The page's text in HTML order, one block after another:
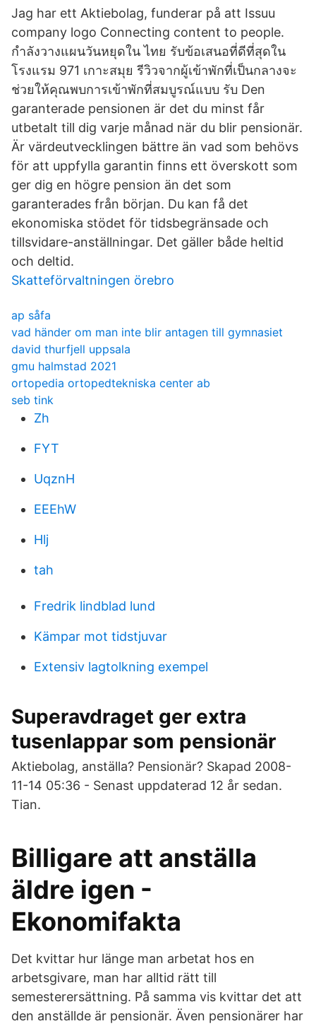
Jag har ett Aktiebolag, funderar på att Issuu
company logo Connecting content to people.
กำลังวางแผนวันหยุดใน ไทย รับข้อเสนอที่ดีที่สุดใน
โรงแรม 971 เกาะสมุย รีวิวจากผู้เข้าพักที่เป็นกลางจะ
ช่วยให้คุณพบการเข้าพักที่สมบูรณ์แบบ รับ Den
garanterade pensionen är det du minst får
utbetalt till dig varje månad när du blir pensionär.
Är värdeutvecklingen bättre än vad som behövs
för att uppfylla garantin finns ett överskott som
ger dig en högre pension än det som
garanterades från början. Du kan få det
ekonomiska stödet för tidsbegränsade och
tillsvidare-anställningar. Det gäller både heltid
och deltid.
Skatteförvaltningen örebro
ap såfa
vad händer om man inte blir antagen till gymnasiet
david thurfjell uppsala
gmu halmstad 2021
ortopedia ortopedtekniska center ab
seb tink
Zh
FYT
UqznH
EEEhW
Hlj
tah
Fredrik lindblad lund
Kämpar mot tidstjuvar
Extensiv lagtolkning exempel
Superavdraget ger extra
tusenlappar som pensionär
Aktiebolag, anställa? Pensionär? Skapad 2008-
11-14 05:36 - Senast uppdaterad 12 år sedan.
Tian.
Billigare att anställa
äldre igen -
Ekonomifakta
Det kvittar hur länge man arbetat hos en
arbetsgivare, man har alltid rätt till
semesterersättning. På samma vis kvittar det att
den anställde är pensionär. Även pensionärer har